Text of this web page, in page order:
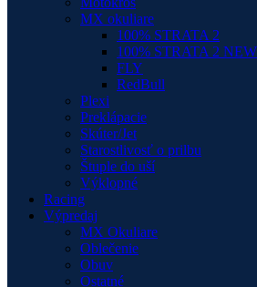
MX okuliare
100% STRATA 2
100% STRATA 2 NEW
FLY
RedBull
Plexi
Preklápacie
Skúter/Jet
Starostlivosť o prilbu
Štuple do uší
Výklopné
Racing
Výpredaj
MX Okuliare
Oblečenie
Obuv
Ostatné